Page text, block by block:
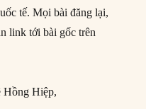
tế. Mọi bài đăng lại,
link tới bài gốc trên
Hồng Hiệp,